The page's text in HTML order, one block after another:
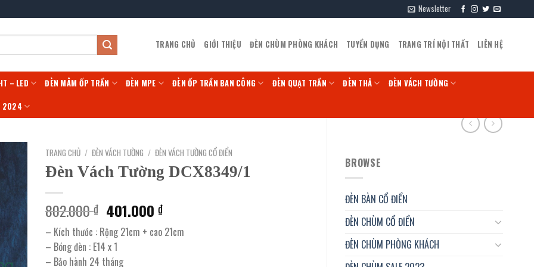
Newsletter
TRANG CHỦ GIỚI THIỆU ĐÈN CHÙM PHÒNG KHÁCH TUYỂN DỤNG TRANG TRÍ NỘI THẤT LIÊN HỆ
– LED ĐÈN MÂM ỐP TRẦN ĐÈN MPE ĐÈN ỐP TRẦN BAN CÔNG ĐÈN QUẠT TRẦN ĐÈN THẢ ĐÈN VÁCH TƯỜNG
2024
BROWSE
ĐÈN BÀN CỔ ĐIỂN
ĐÈN CHÙM CỔ ĐIỂN
ĐÈN CHÙM PHÒNG KHÁCH
TRANG CHỦ / ĐÈN VÁCH TƯỜNG / ĐÈN VÁCH TƯỜNG CỔ ĐIỂN
Đèn Vách Tường DCX8349/1
802.000₫ Giá
gốc
là:
802.000 ₫.
401.000₫Giá
hiện
tại
– Kích thước : Rộng 21cm + cao 21cm
– Bóng đèn : E14 x 1
– Bảo hành 24 tháng